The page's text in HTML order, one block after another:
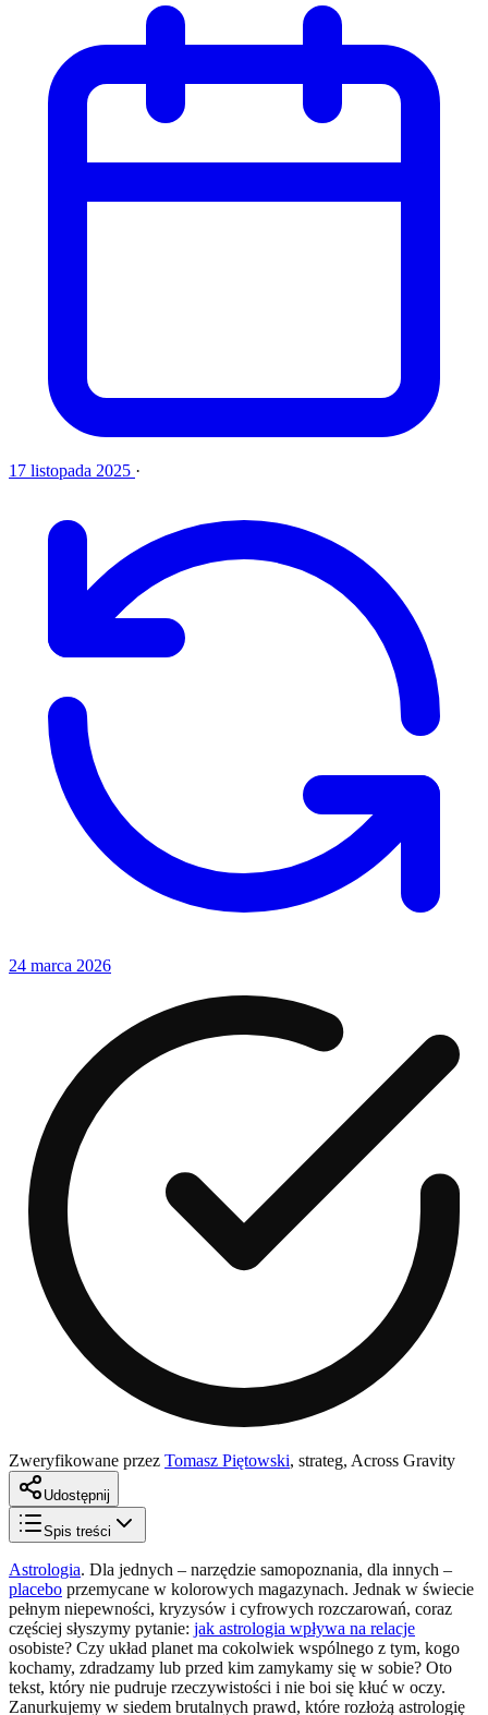
17 listopada 2025 ·
24 marca 2026
Zweryfikowane przez Tomasz Piętowski, strateg, Across Gravity
Udostępnij
Spis treści
Astrologia. Dla jednych – narzędzie samopoznania, dla innych –
placebo przemycane w kolorowych magazynach. Jednak w świecie
pełnym niepewności, kryzysów i cyfrowych rozczarowań, coraz
częściej słyszymy pytanie: jak astrologia wpływa na relacje
osobiste? Czy układ planet ma cokolwiek wspólnego z tym, kogo
kochamy, zdradzamy lub przed kim zamykamy się w sobie? Oto
tekst, który nie pudruje rzeczywistości i nie boi się kłuć w oczy.
Zanurkujemy w siedem brutalnych prawd, które rozłożą astrologię